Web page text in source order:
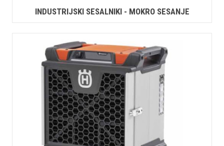
INDUSTRIJSKI SESALNIKI - MOKRO SESANJE